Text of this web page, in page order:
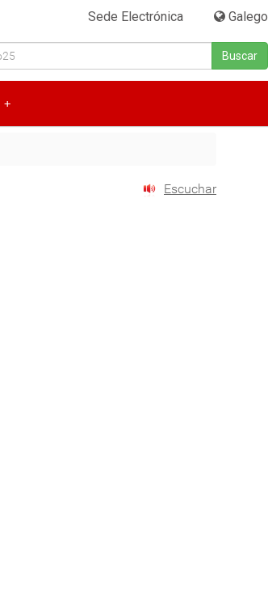
Sede Electrónica Galego
Buscar
+
Escuchar